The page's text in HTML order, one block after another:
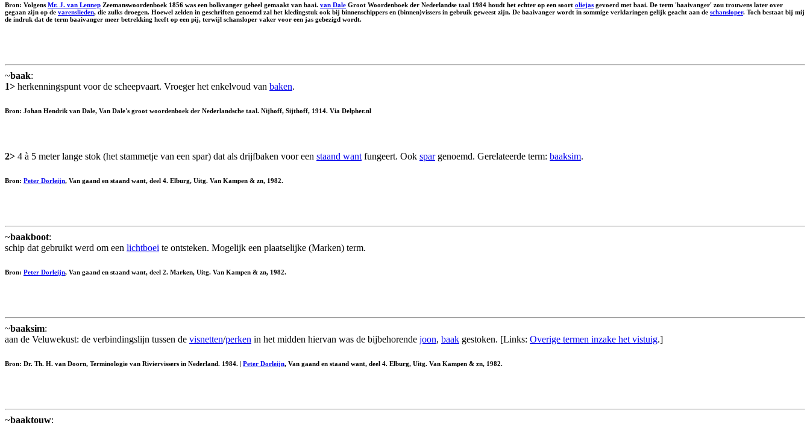
Bron: Volgens Mr. J. van Lennep Zeemanswoordenboek 1856 was een bolkvanger geheel gemaakt van baai. van Dale Groot Woordenboek der Nederlandse taal 1984 houdt het echter op een soort oliejas gevoerd met baai. De term 'baaivanger' zou trouwens later over
gegaan zijn op de varenslieden, die zulks droegen. Hoewel zelden in geschriften genoemd zal het kledingstuk ook bij binnenschippers en (binnen)vissers in gebruik geweest zijn. De baaivanger wordt in sommige verklaringen gelijk geacht aan de schansloper. Toch bestaat bij mij
de indruk dat de term baaivanger meer betrekking heeft op een pij, terwijl schansloper vaker voor een jas gebezigd wordt.
~baak:
1> herkenningspunt voor de scheepvaart. Vroeger het enkelvoud van baken.
Bron: Johan Hendrik van Dale, Van Dale's groot woordenboek der Nederlandsche taal. Nijhoff, Sijthoff, 1914. Via Delpher.nl
2> 4 à 5 meter lange stok (het stammetje van een spar) dat als drijfbaken voor een staand want fungeert. Ook spargenoemd. Gerelateerde term: baaksim.
Bron: Peter Dorleijn, Van gaand en staand want, deel 4. Elburg, Uitg. Van Kampen & zn, 1982.
~baakboot:
schip dat gebruikt werd om een lichtboei te ontsteken. Mogelijk een plaatselijke (Marken) term.
Bron: Peter Dorleijn, Van gaand en staand want, deel 2. Marken, Uitg. Van Kampen & zn, 1982.
~baaksim:
aan de Veluwekust: de verbindingslijn tussen de visnetten/perken in het midden hiervan was de bijbehorende joon, baak gestoken. [Links: Overige termen inzake het vistuig.]
Bron: Dr. Th. H. van Doorn, Terminologie van Riviervissers in Nederland. 1984. | Peter Dorleijn, Van gaand en staand want, deel 4. Elburg, Uitg. Van Kampen & zn, 1982.
~baaktouw: